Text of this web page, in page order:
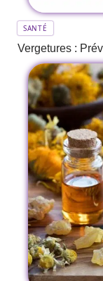
SANTÉ
Vergetures :